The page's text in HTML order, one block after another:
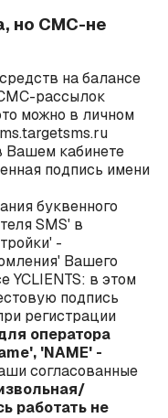
но СМС-не
на балансе
рассылок
можно в личном
Вашем кабинете
подпись имени
буквенного
SMS' в
-
Вашего
YCLIENTS: в этом
подпись
регистрации
оператора
'NAME' -
согласованные
работать не